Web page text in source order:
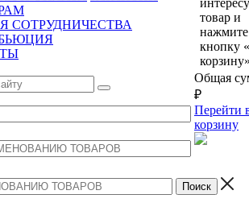
СОТРУДНИЧЕСТВА
товар и
нажмите
кнопку
Общая
₽
Перейти
корзину